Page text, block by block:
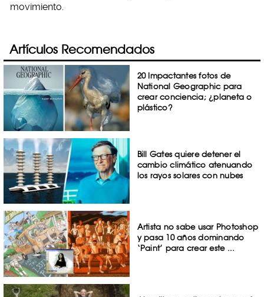
movimiento.
Artículos Recomendados
20 Impactantes fotos de
National Geographic para
crear conciencia; ¿planeta o
plástico?
Bill Gates quiere detener el
cambio climático atenuando
los rayos solares con nubes
Artista no sabe usar Photoshop
y pasa 10 años dominando
‘Paint’ para crear este ...